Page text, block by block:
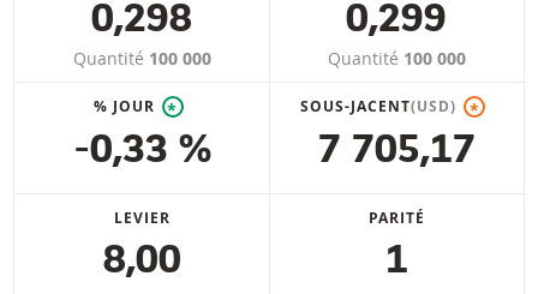
0,298
Quantité 100 000
0,299
Quantité 100 000
% JOUR *
-0,33 %
SOUS-JACENT(USD) *
7 705,17
LEVIER
8,00
PARITÉ
1